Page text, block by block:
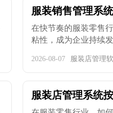
服装销售管理系
在快节奏的服装零售
粘性，成为企业持续
2026-08-07 服装店管理
服装店管理系统